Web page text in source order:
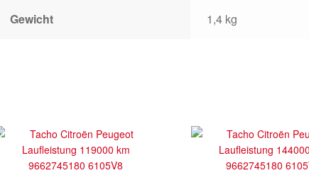
Gewicht 1,4 kg